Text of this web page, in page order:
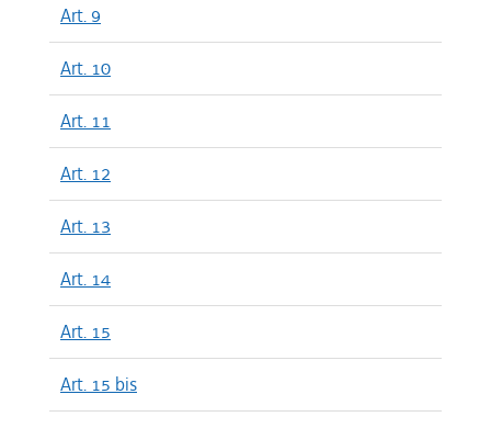
Art. 9
Art. 10
Art. 11
Art. 12
Art. 13
Art. 14
Art. 15
Art. 15 bis